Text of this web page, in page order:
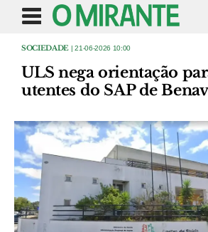
SOCIEDADE | 21-06-2026 10:00
ULS nega orientação
utentes do SAP de